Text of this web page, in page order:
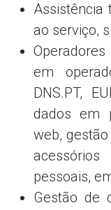
Assistência
ao serviço,
em
DNS.PT,
dados em
web,
pessoais,
Gestão de